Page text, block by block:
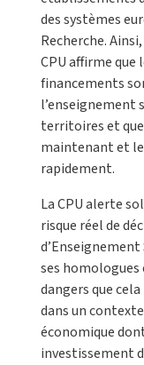
des systèmes
Recherche.
CPU affirme que
financements
l’enseignement
territoires et
maintenant et
rapidement.
La CPU alerte
risque réel de
ses
dangers que
dans un
économique
investissement